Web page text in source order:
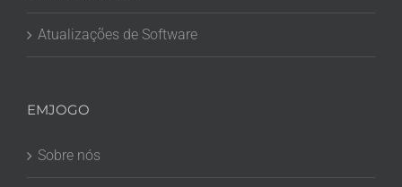
Atualizações de Software
EMJOGO
Sobre nós